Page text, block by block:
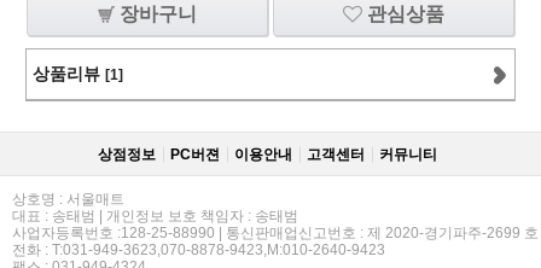
장바구니 관심상품
상품리뷰 [1]
상점정보 PC버젼 이용안내 고객센터 커뮤니티
상호명 : 서울매트
대표 : 송태범 | 개인정보 보호 책임자 : 송태범
사업자등록번호 :128-25-88990 | 통신판매업신고번호 : 제 2020-경기파주-2699 호
전화 : T:031-949-3623,070-8878-9423,M:010-2640-9423